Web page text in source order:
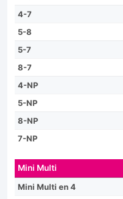
4-7
5-8
5-7
8-7
4-NP
5-NP
8-NP
7-NP
Mini Multi
Mini Multi en 4